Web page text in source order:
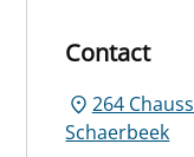
Contact
264
Schaerbeek